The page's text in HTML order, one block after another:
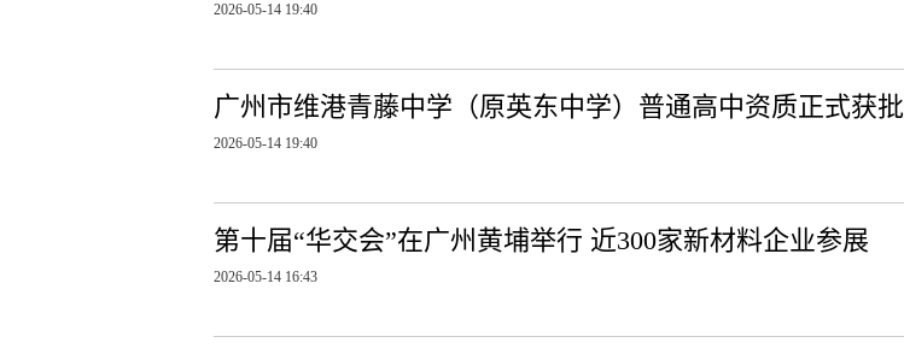
2026-05-14 19:40
广州市维港青藤中学（原英东中学）普通高中资质正式获批
2026-05-14 19:40
第十届“华交会”在广州黄埔举行 近300家新材料企业参展
2026-05-14 16:43